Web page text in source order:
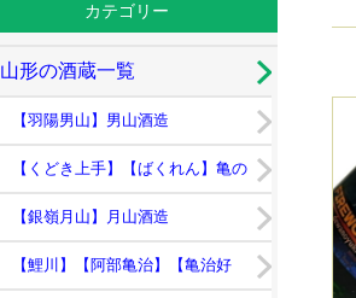
カテゴリー
山形の酒蔵一覧
【羽陽男山】男山酒造
【くどき上手】【ばくれん】亀の
井酒造
【銀嶺月山】月山酒造
【鯉川】【阿部亀治】【亀治好